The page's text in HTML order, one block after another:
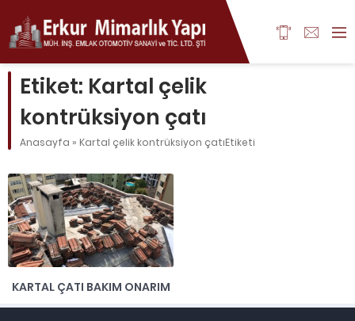
Etiket: Kartal çelik
kontrüksiyon çatı
Anasayfa » Kartal çelik kontrüksiyon çatıEtiketi
KARTAL ÇATI BAKIM ONARIM